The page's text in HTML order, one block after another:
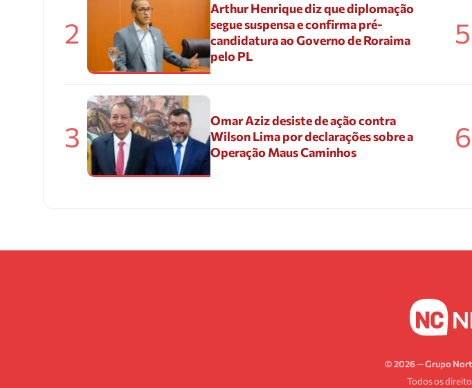
2
Arthur Henrique diz que diplomação
segue suspensa e confirma pré-
candidatura ao Governo de Roraima
pelo PL
3
Omar Aziz desiste de ação contra
Wilson Lima por declarações sobre a
Operação Maus Caminhos
5
6
© 2026 — Grupo
Todos os